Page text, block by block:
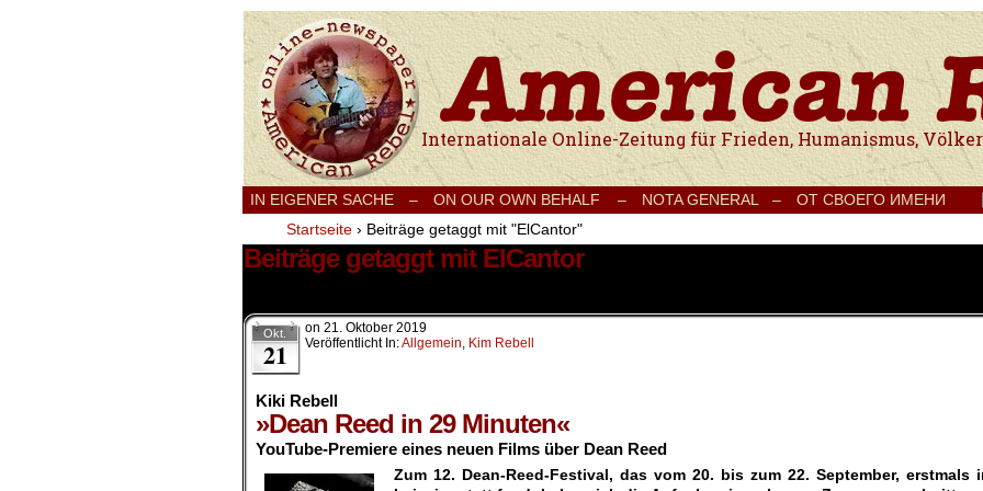
Internationale Onlinezeitung für Frieden, Humanismus, Völkerverständigung und
IN EIGENER SACHE – ON OUR OWN BEHALF – NOTA GENERAL – ОТ СВОЕГО ИМЕНИ
Startseite › Beiträge getaggt mit "ElCantor"
Beiträge getaggt mit ElCantor
Okt.
21
on 21. Oktober 2019
Veröffentlicht In:Allgemein, Kim Rebell
Kiki Rebell
»Dean Reed in 29 Minuten«
YouTube-Premiere eines neuen Films über Dean Reed
Zum 12. Dean-Reed-Festival, das vom 20. bis zum 22. September, erstmals